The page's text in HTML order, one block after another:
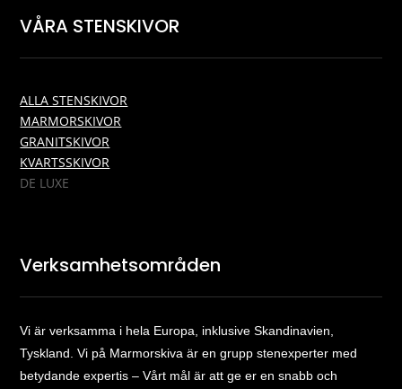
VÅRA STENSKIVOR
ALLA STENSKIVOR
MARMORSKIVOR
GRANITSKIVOR
KVARTSSKIVOR
DE LUXE
Verksamhetsområden
Vi är verksamma i hela Europa, inklusive Skandinavien,
Tyskland. Vi på Marmorskiva är en grupp stenexperter med
betydande expertis – Vårt mål är att ge er en snabb och